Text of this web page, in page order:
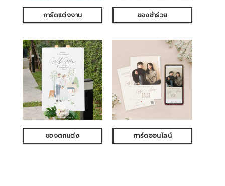
การ์ดแต่งงาน ของชำร่วย
ของตกแต่ง การ์ดออนไลน์